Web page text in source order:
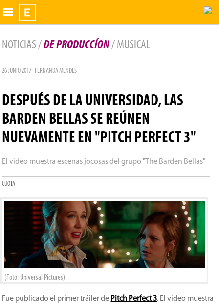
Exhibidor
NOTICIAS /DE PRODUCCÍON/ MUSICAL
26 JUNIO 2017 | FERNANDA MENDES
DESPUÉS DE LA UNIVERSIDAD, LAS
BARDEN BELLAS SE REÚNEN
NUEVAMENTE EN "PITCH PERFECT 3"
El video muestra escenas jocosas del grupo "The Barden Bellas"
CUOTA
(Foto: Universal Pictures)
Fue publicado el primer tráiler de Pitch Perfect 3. El video muestra